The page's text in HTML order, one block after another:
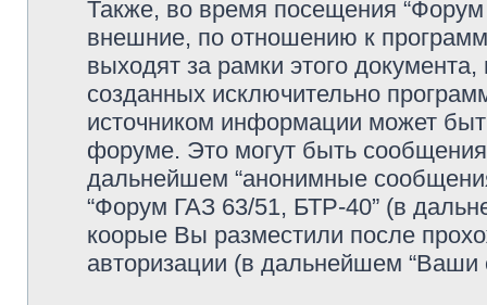
Также, во время посещения
внешние, по отношению к
выходят за рамки этого
созданных исключительно
источником информации может
форуме. Это могут быть
дальнейшем “анонимные
“Форум ГАЗ 63/51, БТР-40” (в
коорые Вы разместили после
авторизации (в дальнейшем “Ваши